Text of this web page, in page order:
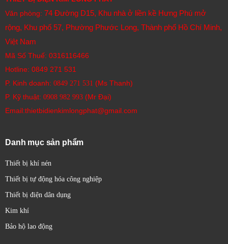
Văn phòng: 74 Đường D15, Khu nhà ở liền kề Hưng Phú mở
rộng, Khu phố 57, Phường Phước Long, Thành phố Hồ Chí Minh,
Việt Nam
Mã Số Thuế: 0316116466
Hotline: 0849 271 531
P. Kinh doanh: 0849 271 531 (Ms Thanh)
P. Kỹ thuật: 0908 982 993​ (Mr Đại)
Email:thietbidienkimlongphat@gmail.com
Danh mục sản phẩm
Thiết bị khí nén
Thiết bị tự động hóa công nghiệp
Thiết bị điện dân dụng
Kim khí
Bảo hộ lao động